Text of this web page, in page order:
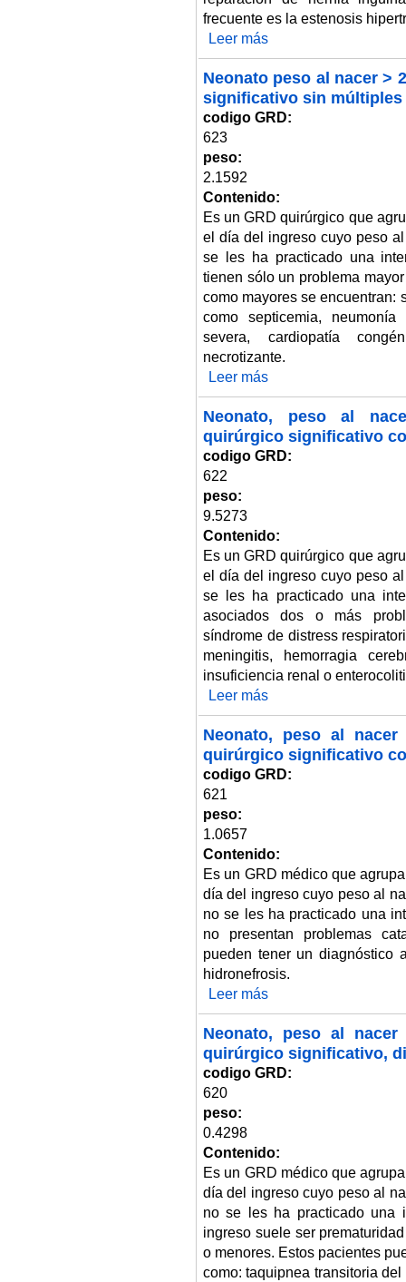
frecuente es la estenosis
Leer más
Neonato peso al nacer >
significativo sin múltiples
codigo GRD:
623
peso:
2.1592
Contenido:
Es un GRD quirúrgico que
el día del ingreso cuyo peso
se les ha practicado una
tienen sólo un problema
como mayores se encuentran:
como septicemia,
severa, cardiopatía
necrotizante.
Leer más
Neonato, peso al
quirúrgico significativo
codigo GRD:
622
peso:
9.5273
Contenido:
Es un GRD quirúrgico que
el día del ingreso cuyo peso
se les ha practicado una
asociados dos o más
síndrome de distress
meningitis, hemorragia
insuficiencia renal o
Leer más
Neonato, peso al
quirúrgico significativo
codigo GRD:
621
peso:
1.0657
Contenido:
Es un GRD médico que
día del ingreso cuyo peso al
no se les ha practicado una
no presentan problemas
pueden tener un diagnóstico
hidronefrosis.
Leer más
Neonato, peso al
quirúrgico significativo,
codigo GRD:
620
peso:
0.4298
Contenido:
Es un GRD médico que
día del ingreso cuyo peso al
no se les ha practicado una
ingreso suele ser
o menores. Estos pacientes
como: taquipnea transitoria